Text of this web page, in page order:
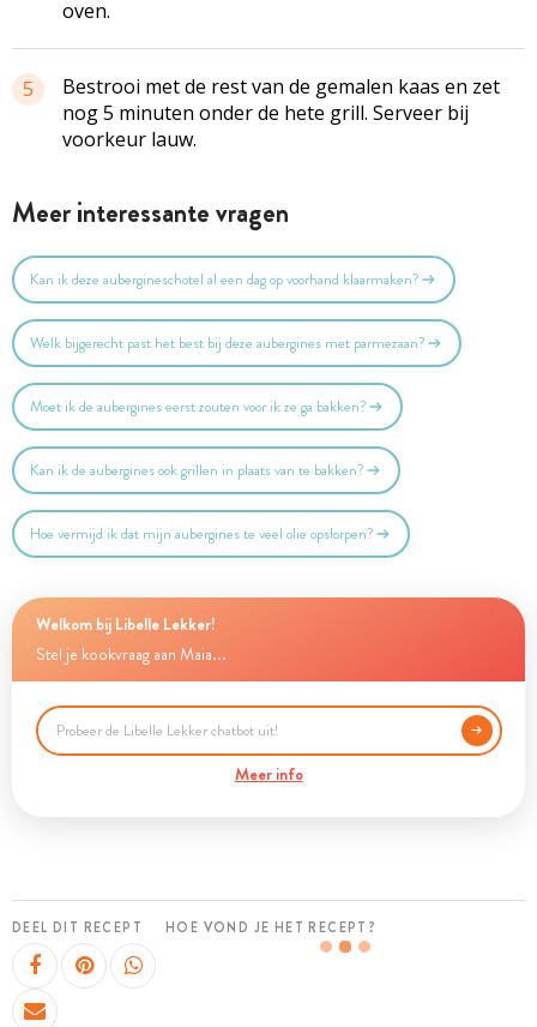
oven.
5
Bestrooi met de rest van de gemalen kaas en zet
nog 5 minuten onder de hete grill. Serveer bij
voorkeur lauw.
Meer interessante vragen
Kan ik deze aubergineschotel al een dag op voorhand klaarmaken?
Welk bijgerecht past het best bij deze aubergines met parmezaan?
Moet ik de aubergines eerst zouten voor ik ze ga bakken?
Kan ik de aubergines ook grillen in plaats van te bakken?
Hoe vermijd ik dat mijn aubergines te veel olie opslorpen?
Welkom bij Libelle Lekker!
Stel je kookvraag aan Maia...
Meer info
DEEL DIT RECEPT HOE VOND JE HET RECEPT?